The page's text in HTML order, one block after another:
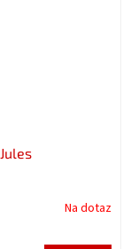
Na dotaz